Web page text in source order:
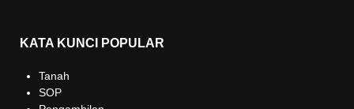
KATA KUNCI POPULAR
Tanah
SOP